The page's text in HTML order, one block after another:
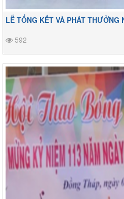
LỄ TỔNG KẾT VÀ PHÁT THƯỞNG
592